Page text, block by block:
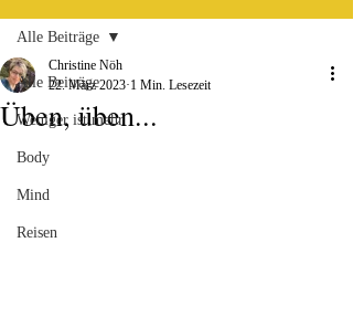
Alle Beiträge
Weniger ist mehr
Body
Mind
Reisen
Alle Beiträge
Üben, üben...
Christine Nöh
22. März 2023 1 Min. Lesezeit